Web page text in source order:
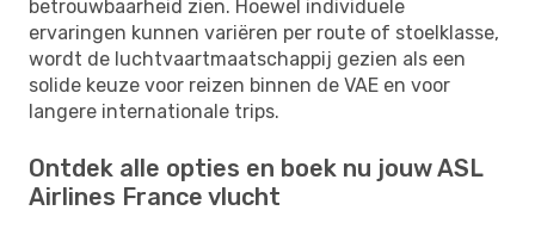
betrouwbaarheid zien. Hoewel individuele
ervaringen kunnen variëren per route of stoelklasse,
wordt de luchtvaartmaatschappij gezien als een
solide keuze voor reizen binnen de VAE en voor
langere internationale trips.
Ontdek alle opties en boek nu jouw ASL
Airlines France vlucht